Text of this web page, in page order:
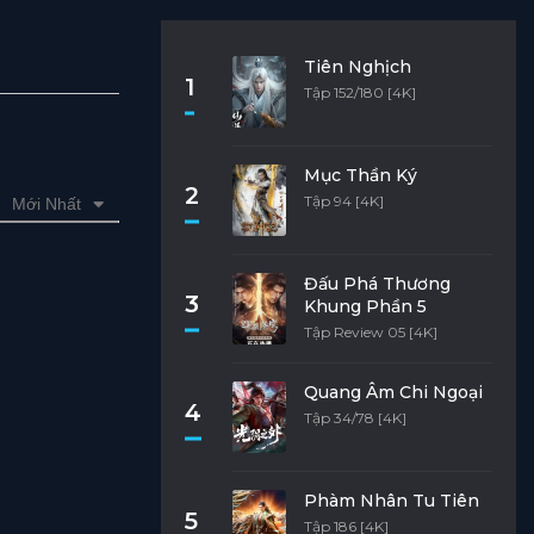
Mới Nhất
1
Tiên Nghịch
Tập 152/180 [4K]
2
Mục Thần Ký
Tập 94 [4K]
3
Đấu Phá Thương
Khung Phần 5
Tập Review 05 [4K]
4
Quang Âm Chi Ngoại
Tập 34/78 [4K]
5
Phàm Nhân Tu Tiên
Tập 186 [4K]